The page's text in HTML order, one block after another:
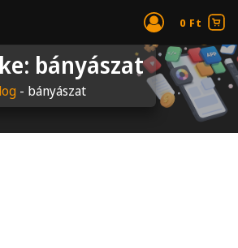
0 Ft
bányászat
- bányászat